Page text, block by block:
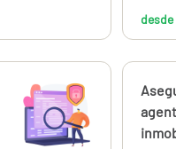
desde
115,09€